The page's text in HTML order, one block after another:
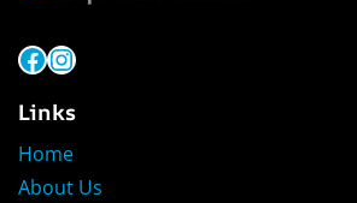
Facebook
Instagram
Links
Home
About Us